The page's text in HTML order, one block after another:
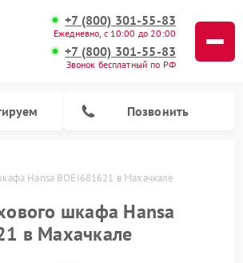
+7 (800) 301-55-83
Ежедневно, с 10:00 до 20:00
+7 (800) 301-55-83
Звонок бесплатный по РФ
Позвонить
Hansa BOEI681621 в Махачкале
шкафа Hansa
в Махачкале